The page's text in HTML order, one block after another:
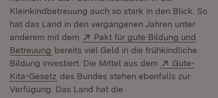
Kleinkindbetreuung auch so stark in den Blick. So
hat das Land in den vergangenen Jahren unter
anderem mit dem
Extern:
Pakt für gute Bildung und
Betreuung (Öffnet in neuem Fenster)
bereits viel Geld in die frühkindliche
Bildung investiert. Die Mittel aus dem
Extern:
Gute-
Kita-Gesetz (Öffnet in neuem Fenster)
des Bundes stehen ebenfalls zur
Verfügung. Das Land hat die